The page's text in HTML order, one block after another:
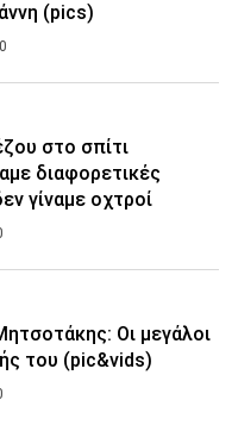
(pics)
στο σπίτι
διαφορετικές
γίναμε οχτροί
Οι μεγάλοι
του (pic&vids)